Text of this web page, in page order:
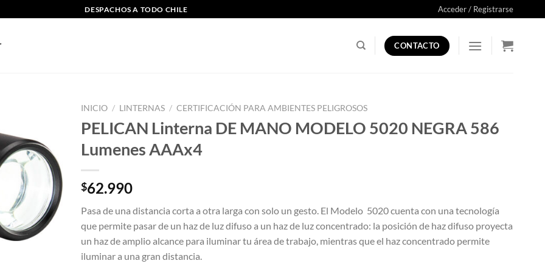
DESPACHOS A TODO CHILE Acceder / Registrarse
CONTACTO
INICIO / LINTERNAS / CERTIFICACIÓN PARA AMBIENTES PELIGROSOS
PELICAN Linterna DE MANO MODELO 5020 NEGRA 586
Lumenes AAAx4
$62.990
Pasa de una distancia corta a otra larga con solo un gesto. El Modelo 5020 cuenta con una tecnología
que permite pasar de un haz de luz difuso a un haz de luz concentrado: la posición de haz difuso proyecta
un haz de amplio alcance para iluminar tu área de trabajo, mientras que el haz concentrado permite
iluminar a una gran distancia.